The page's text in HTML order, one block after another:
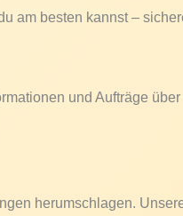
am besten kannst –
und Aufträge
herumschlagen.